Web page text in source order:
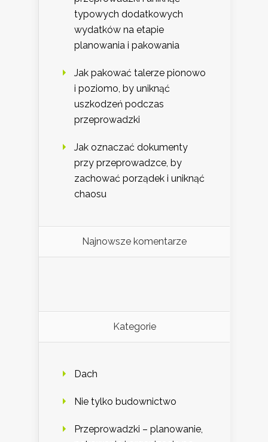
typowych dodatkowych
wydatków na etapie
planowania i pakowania
Jak pakować talerze pionowo
i poziomo, by uniknąć
uszkodzeń podczas
przeprowadzki
Jak oznaczać dokumenty
przy przeprowadzce, by
zachować porządek i uniknąć
chaosu
Najnowsze komentarze
Kategorie
Dach
Nie tylko budownictwo
Przeprowadzki – planowanie,